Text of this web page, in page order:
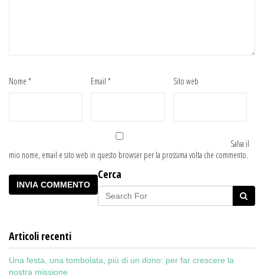
Nome * Email* Sito web
Salva il
mio nome, email e sito web in questo browser per la prossima volta che commento.
Cerca
Articoli recenti
Una festa, una tombolata, più di un dono: per far crescere la
nostra missione